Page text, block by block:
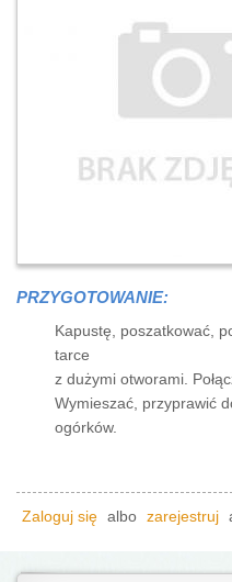
PRZYGOTOWANIE:
Kapustę, poszatkować,
tarce
z dużymi otworami.
Wymieszać, przyprawić
ogórków.
Zaloguj się albo zarejestruj